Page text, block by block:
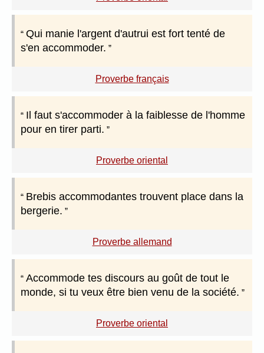
Qui manie l'argent d'autrui est fort tenté de
s'en accommoder.
Proverbe français
Il faut s'accommoder à la faiblesse de l'homme
pour en tirer parti.
Proverbe oriental
Brebis accommodantes trouvent place dans la
bergerie.
Proverbe allemand
Accommode tes discours au goût de tout le
monde, si tu veux être bien venu de la société.
Proverbe oriental